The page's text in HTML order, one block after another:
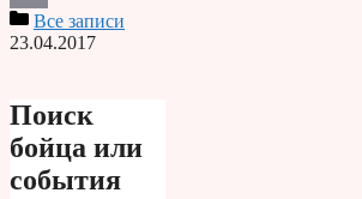
PrintВсе записи
23.04.2017
Поиск
бойца или
события